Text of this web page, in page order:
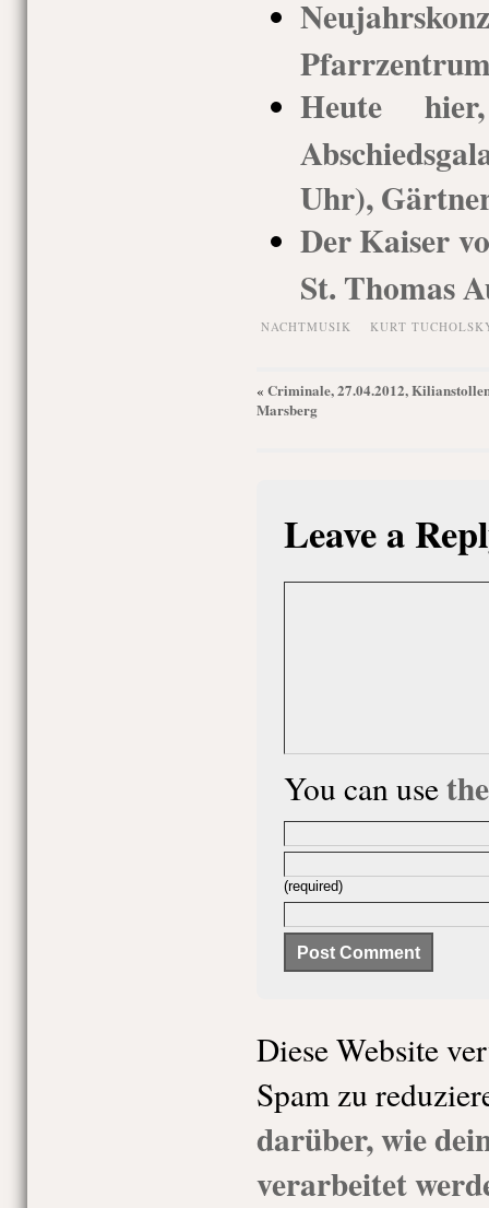
Heute
Uhr),
Der Kaiser
St. Thomas
NACHTMUSIK KURT
« Criminale, 27.04.2012,
Marsberg
Leave a
You can use
(required)
Diese Website
Spam zu
darüber, wie
verarbeitet